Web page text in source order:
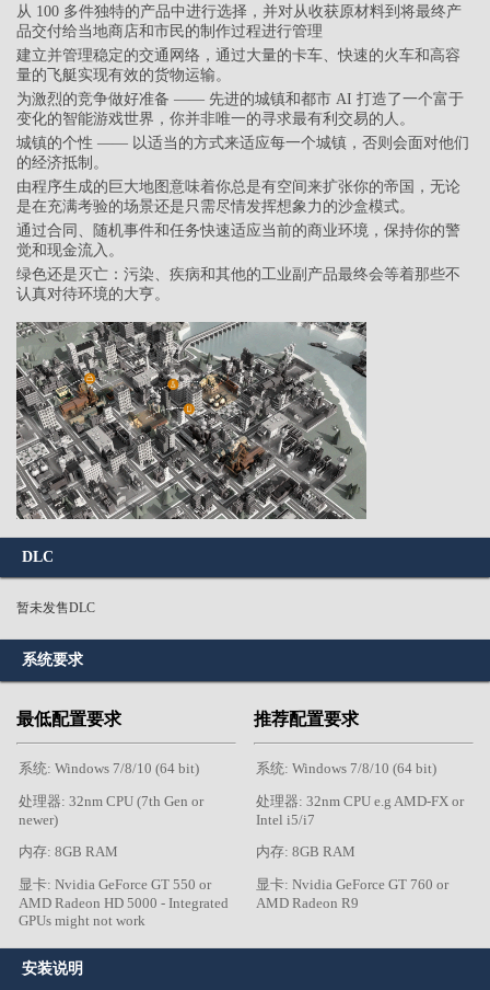
从 100 多件独特的产品中进行选择，并对从收获原材料到将最终产
品交付给当地商店和市民的制作过程进行管理
建立并管理稳定的交通网络，通过大量的卡车、快速的火车和高容
量的飞艇实现有效的货物运输。
为激烈的竞争做好准备 —— 先进的城镇和都市 AI 打造了一个富于
变化的智能游戏世界，你并非唯一的寻求最有利交易的人。
城镇的个性 —— 以适当的方式来适应每一个城镇，否则会面对他们
的经济抵制。
由程序生成的巨大地图意味着你总是有空间来扩张你的帝国，无论
是在充满考验的场景还是只需尽情发挥想象力的沙盒模式。
通过合同、随机事件和任务快速适应当前的商业环境，保持你的警
觉和现金流入。
绿色还是灭亡：污染、疾病和其他的工业副产品最终会等着那些不
认真对待环境的大亨。
DLC
暂未发售DLC
系统要求
最低配置要求
系统: Windows 7/8/10 (64 bit)
处理器: 32nm CPU (7th Gen or
newer)
内存: 8GB RAM
显卡: Nvidia GeForce GT 550 or
AMD Radeon HD 5000 - Integrated
GPUs might not work
推荐配置要求
系统: Windows 7/8/10 (64 bit)
处理器: 32nm CPU e.g AMD-FX or
Intel i5/i7
内存: 8GB RAM
显卡: Nvidia GeForce GT 760 or
AMD Radeon R9
安装说明